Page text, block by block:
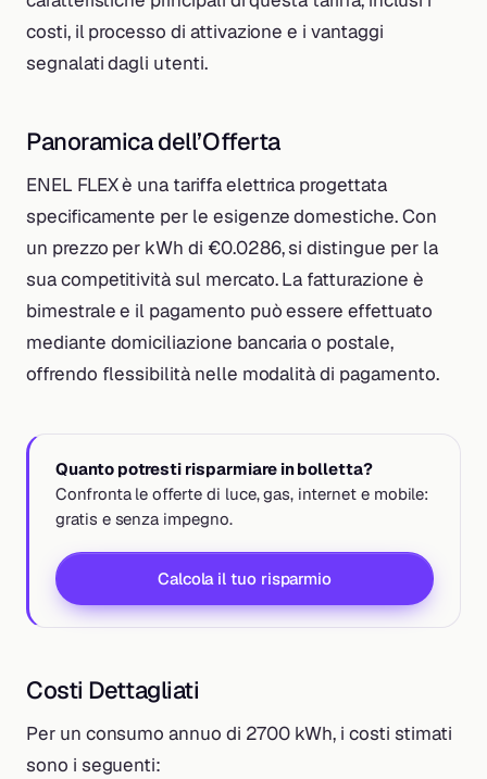
costi, il processo di attivazione e i vantaggi
segnalati dagli utenti.
Panoramica dell’Offerta
ENEL FLEX è una tariffa elettrica progettata
specificamente per le esigenze domestiche. Con
un prezzo per kWh di €0.0286, si distingue per la
sua competitività sul mercato. La fatturazione è
bimestrale e il pagamento può essere effettuato
mediante domiciliazione bancaria o postale,
offrendo flessibilità nelle modalità di pagamento.
Quanto potresti risparmiare in bolletta?
Confronta le offerte di luce, gas, internet e mobile:
gratis e senza impegno.
Calcola il tuo risparmio
Costi Dettagliati
Per un consumo annuo di 2700 kWh, i costi stimati
sono i seguenti: